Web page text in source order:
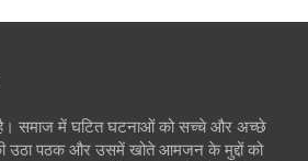
है। समाज में घटित घटनाओं को सच्चे और अच्छे
उठा पठक और उसमें खोते आमजन के मुद्दों को